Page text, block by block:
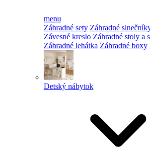
menu
Záhradné sety Záhradné
Závesné kreslo Záhradné stoly a
Záhradné lehátka Záhradné boxy
Detský nábytok